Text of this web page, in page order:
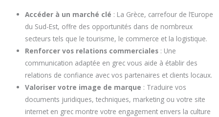
Accéder à un marché clé : La Grèce, carrefour de l’Europe
du Sud-Est, offre des opportunités dans de nombreux
secteurs tels que le tourisme, le commerce et la logistique.
Renforcer vos relations commerciales : Une
communication adaptée en grec vous aide à établir des
relations de confiance avec vos partenaires et clients locaux.
Valoriser votre image de marque : Traduire vos
documents juridiques, techniques, marketing ou votre site
internet en grec montre votre engagement envers la culture